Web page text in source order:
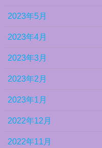
2023年5月
2023年4月
2023年3月
2023年2月
2023年1月
2022年12月
2022年11月